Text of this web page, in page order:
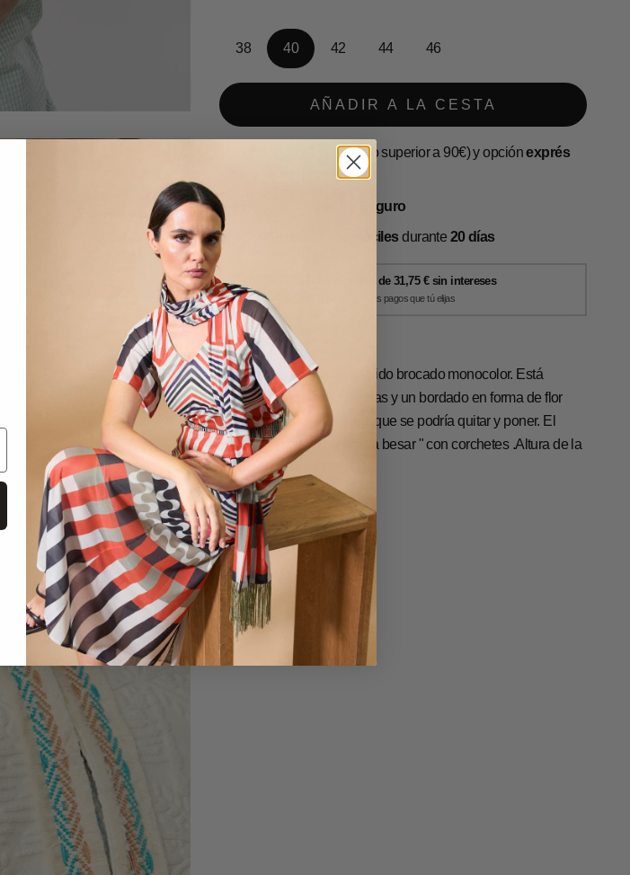
38 40 42 44 46
AÑADIR A LA CESTA
(pedido superior a 90€) y opciónexprés
Fácil y Seguro
muy fáciles durante 20 días
1 reseña
Chaqueta romántica en tejido brocado monocolor. Está
trabajada con pasamanerías y un bordado en forma de flor
puesto por encima , por lo que se podría quitar y poner. El
cierre de la chaqueta es " a besar " con corchetes .Altura de la
modelo 1.75 cm. Talla 38.
Guia de Tallas
Detalles y cuidados
Ref: 35P411-PC